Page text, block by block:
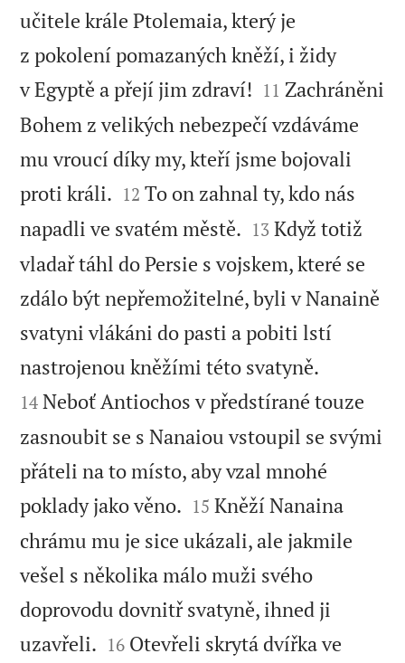
učitele krále Ptolemaia, který je
z pokolení pomazaných kněží, i židy
v Egyptě a přejí jim zdraví! 

11 Zachráněni
Bohem z velikých nebezpečí vzdáváme
mu vroucí díky my, kteří jsme bojovali
proti králi. 

12 To on zahnal ty, kdo nás
napadli ve svatém městě. 

13 Když totiž
vladař táhl do Persie s vojskem, které se
zdálo být nepřemožitelné, byli v Nanaině
svatyni vlákáni do pasti a pobiti lstí
nastrojenou kněžími této svatyně.
14 Neboť Antiochos v předstírané touze
zasnoubit se s Nanaiou vstoupil se svými
přáteli na to místo, aby vzal mnohé
poklady jako věno. 

15 Kněží Nanaina
chrámu mu je sice ukázali, ale jakmile
vešel s několika málo muži svého
doprovodu dovnitř svatyně, ihned ji
uzavřeli. 

16 Otevřeli skrytá dvířka ve